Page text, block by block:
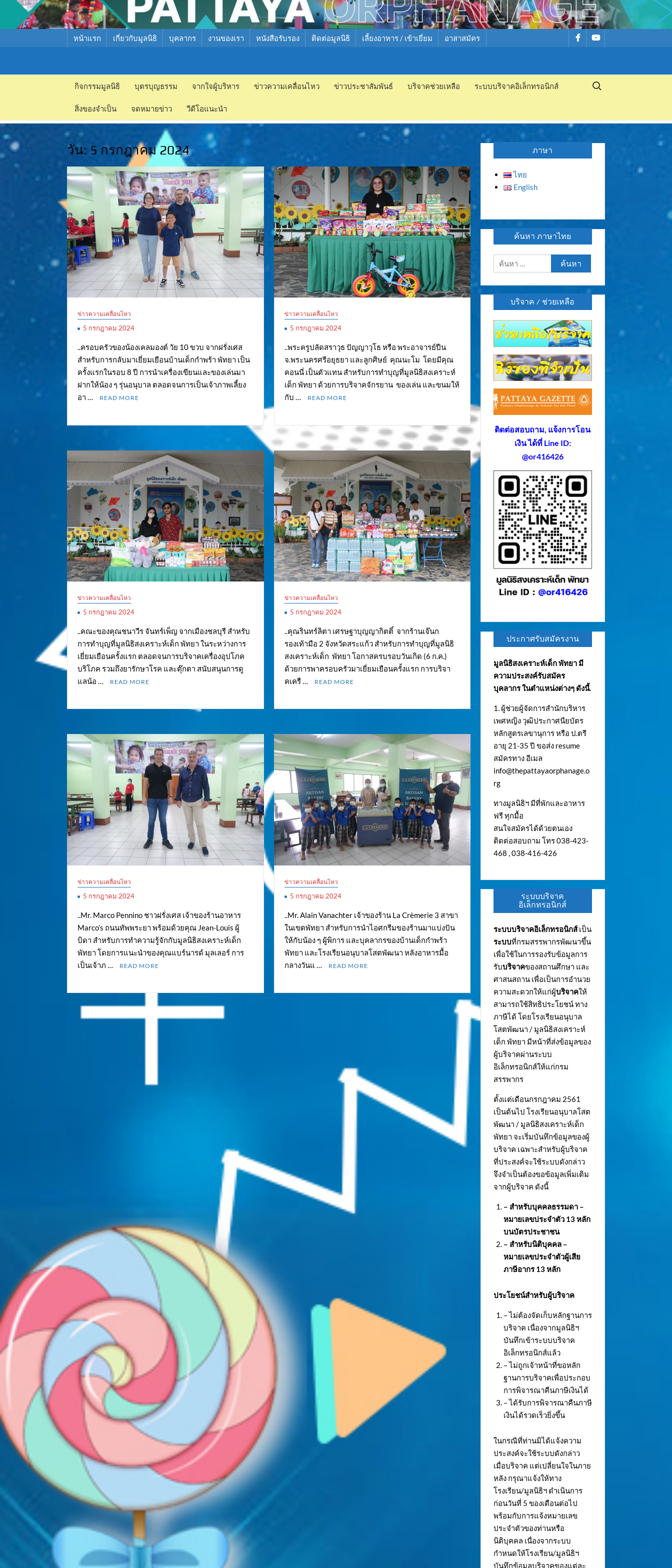
หน้าแรก เกี่ยวกับมูลนิธิ บุคลากร งานของเรา หนังสือรับรอง ติดต่อมูลนิธิ เลี้ยงอาหาร / เข้าเยี่ยม อาสาสมัคร รายการรายการ
มูลนิธิ
สงเคราะห์
เด็ก พัทยา
กิจกรรมมูลนิธิ บุตรบุญธรรม จากใจผู้บริหาร ข่าวความเคลื่อนไหว ข่าวประชาสัมพันธ์ บริจาคช่วยเหลือ ระบบบริจาคอิเล็กทรอนิกส์
สิ่งของจำเป็น จดหมายข่าว วีดีโอแนะนำ
Search for:
วัน: 5 กรกฎาคม 2024
ข่าวความเคลื่อนไหว
5 กรกฎาคม 2024
..ครอบครัวของน้องเคลมองต์ วัย 10 ขวบ จากฝรั่งเศส
สำหรับการกลับมาเยี่ยมเยือนบ้านเด็กกำพร้า พัทยา เป็น
ครั้งแรกในรอบ 8 ปี การนำเครื่องเขียนและของเล่นมา
ฝากให้น้อง ๆ รุ่นอนุบาล ตลอดจนการเป็นเจ้าภาพเลี้ยง
อา …
READ MORE
ข่าวความเคลื่อนไหว
5 กรกฎาคม 2024
..พระครูปลัดสราวุธ ปัญญาวุโธ หรือ พระอาจารย์ปืน
จ.พระนครศรีอยุธยา และลูกศิษย์ คุณนะโม โดยมีคุณ
คอนนี่ เป็นตัวแทน สำหรับการทำบุญที่มูลนิธิสงเคราะห์
เด็ก พัทยา ด้วยการบริจาคจักรยาน ของเล่น และขนมให้
กับ …
READ MORE
ข่าวความเคลื่อนไหว
5 กรกฎาคม 2024
..คณะของคุณชนาวีร จันทร์เพ็ญ จากเมืองชลบุรี สำหรับ
การทำบุญที่มูลนิธิสงเคราะห์เด็ก พัทยา ในระหว่างการ
เยี่ยมเยือนครั้งแรก ตลอดจนการบริจาคเครื่องอุปโภค
บริโภค รวมถึงยารักษาโรค และตุ๊กตา สนับสนุนการดู
แลน้อ …
READ MORE
ข่าวความเคลื่อนไหว
5 กรกฎาคม 2024
..คุณรินทร์ลิตา เศรษฐาบุญญากิตติ์ จากร้านเจ๊นก
รองเท้ามือ 2 จังหวัดสระแก้ว สำหรับการทำบุญที่มูลนิธิ
สงเคราะห์เด็ก พัทยา โอกาสครบรอบวันเกิด (6 ก.ค.)
ด้วยการพาครอบครัวมาเยี่ยมเยือนครั้งแรก การบริจา
คเครื …
READ MORE
ข่าวความเคลื่อนไหว
5 กรกฎาคม 2024
..Mr. Marco Pennino ชาวฝรั่งเศส เจ้าของร้านอาหาร
Marco’s ถนนทัพพระยา พร้อมด้วยคุณ Jean-Louis ผู้
บิดา สำหรับการทำความรู้จักกับมูลนิธิสงเคราะห์เด็ก
พัทยา โดยการแนะนำของคุณแบร์นารด์ มุลเลอร์ การ
เป็นเจ้าภ …
READ MORE
ข่าวความเคลื่อนไหว
5 กรกฎาคม 2024
..Mr. Alain Vanachter เจ้าของร้าน La Crèmerie 3 สาขา
ในเขตพัทยา สำหรับการนำไอศกรีมของร้านมาแบ่งปัน
ให้กับน้อง ๆ ผู้พิการ และบุคลากรของบ้านเด็กกำพร้า
พัทยา และโรงเรียนอนุบาลโสตพัฒนา หลังอาหารมื้อ
กลางวันแ …
READ MORE
ภาษา
ไทย
English
ค้นหา ภาษาไทย
ค้นหา
สำหรับ:
บริจาค / ช่วยเหลือ
ติดต่อสอบถาม, แจ้งการโอน
เงิน ได้ที่ Line ID:
@or416426
ประกาศรับสมัครงาน
มูลนิธิสงเคราะห์เด็ก พัทยา มี
ความประสงค์รับสมัคร
บุคลากร ในตำแหน่งต่างๆ ดังนี้.
1. ผู้ช่วยผู้จัดการสำนักบริหาร
เพศหญิง วุฒิประกาศนียบัตร
หลักสูตรเลขานุการ หรือ ป.ตรี
อายุ 21-35 ปี ขอส่ง resume
สมัครทาง อีเมล
info@thepattayaorphanage.o
rg
ทางมูลนิธิฯ มีที่พักและอาหาร
ฟรี ทุกมื้อ
สนใจสมัครได้ด้วยตนเอง
ติดต่อสอบถาม โทร 038-423-
468 , 038-416-426
ระบบบริจาค
อิเล็กทรอนิกส์
ระบบบริจาคอิเล็กทรอนิกส์เป็น
ระบบที่กรมสรรพากรพัฒนาขึ้น
เพื่อใช้ในการรองรับข้อมูลการ
รับบริจาคของสถานศึกษา และ
ศาสนสถาน เพื่อเป็นการอำนวย
ความสะดวกให้แก่ผู้บริจาคให้
สามารถใช้สิทธิประโยชน์ ทาง
ภาษีได้ โดยโรงเรียนอนุบาล
โสตพัฒนา / มูลนิธิสงเคราะห์
เด็ก พัทยา มีหน้าที่ส่งข้อมูลของ
ผู้บริจาคผ่านระบบ
อิเล็กทรอนิกส์ให้แก่กรม
สรรพากร
ตั้งแต่เดือนกรกฎาคม 2561
เป็นต้นไป โรงเรียนอนุบาลโสต
พัฒนา / มูลนิธิสงเคราะห์เด็ก
พัทยา จะเริ่มบันทึกข้อมูลของผู้
บริจาค เฉพาะสำหรับผู้บริจาค
ที่ประสงค์จะใช้ระบบดังกล่าว
จึงจำเป็นต้องขอข้อมูลเพิ่มเติม
จากผู้บริจาค ดังนี้
– สำหรับบุคคลธรรมดา –
หมายเลขประจำตัว 13 หลัก
บนบัตรประชาชน
– สำหรับนิติบุคคล –
หมายเลขประจำตัวผู้เสีย
ภาษีอากร 13 หลัก
ประโยชน์สำหรับผู้บริจาค
– ไม่ต้องจัดเก็บหลักฐานการ
บริจาค เนื่องจากมูลนิธิฯ
บันทึกเข้าระบบบริจาค
อิเล็กทรอนิกส์แล้ว
– ไม่ถูกเจ้าหน้าที่ขอหลัก
ฐานการบริจาคเพื่อประกอบ
การพิจารณาคืนภาษีเงินได้
– ได้รับการพิจารณาคืนภาษี
เงินได้รวดเร็วยิ่งขึ้น
ในกรณีที่ท่านมิได้แจ้งความ
ประสงค์จะใช้ระบบดังกล่าว
เมื่อบริจาค แต่เปลี่ยนใจในภาย
หลัง กรุณาแจ้งให้ทาง
โรงเรียน/มูลนิธิฯ ดำเนินการ
ก่อนวันที่ 5 ของเดือนต่อไป
พร้อมกับการแจ้งหมายเลข
ประจำตัวของท่านหรือ
นิติบุคคล เนื่องจากระบบ
กำหนดให้โรงเรียน/มูลนิธิฯ
บันทึกข้อมูลบริจาคของแต่ละ